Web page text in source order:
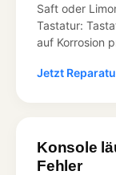
Saft oder
Tastatur:
auf Korrosion
Jetzt
Konsole
Fehler